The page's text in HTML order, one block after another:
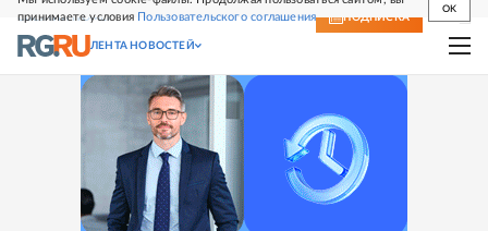
принимаете условия Пользовательского соглашения
OK
СВЕЖИЙ НОМЕР ПОДПИСКА
ЛЕНТА НОВОСТЕЙ